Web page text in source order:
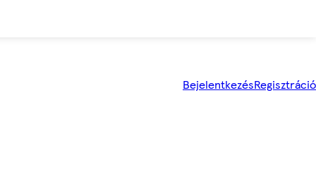
BejelentkezésRegisztráció